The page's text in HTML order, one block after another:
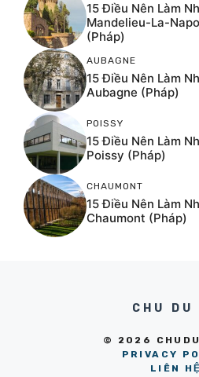
15 Điều Nên Làm
Mandelieu-La-
(Pháp)
AUBAGNE
15 Điều Nên Làm
Aubagne (Pháp)
POISSY
15 Điều Nên Làm
Poissy (Pháp)
CHAUMONT
15 Điều Nên Làm
Chaumont (Pháp)
CHU DU
© 2026
PRIVACY
LIÊN HỆ